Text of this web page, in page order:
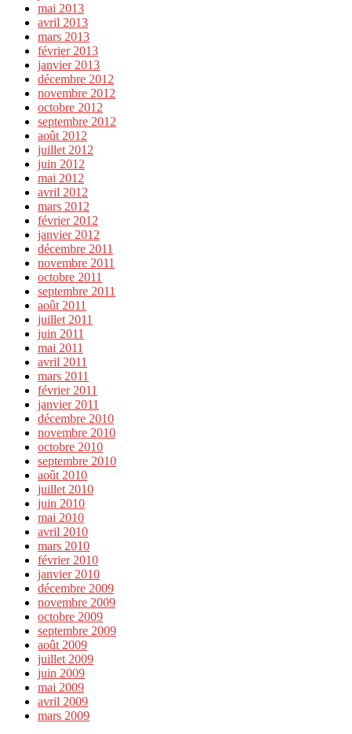
mai 2013
avril 2013
mars 2013
février 2013
janvier 2013
décembre 2012
novembre 2012
octobre 2012
septembre 2012
août 2012
juillet 2012
juin 2012
mai 2012
avril 2012
mars 2012
février 2012
janvier 2012
décembre 2011
novembre 2011
octobre 2011
septembre 2011
août 2011
juillet 2011
juin 2011
mai 2011
avril 2011
mars 2011
février 2011
janvier 2011
décembre 2010
novembre 2010
octobre 2010
septembre 2010
août 2010
juillet 2010
juin 2010
mai 2010
avril 2010
mars 2010
février 2010
janvier 2010
décembre 2009
novembre 2009
octobre 2009
septembre 2009
août 2009
juillet 2009
juin 2009
mai 2009
avril 2009
mars 2009